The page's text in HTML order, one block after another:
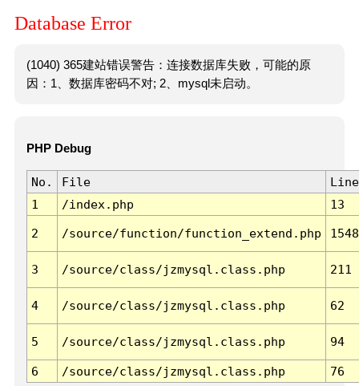
Database Error
(1040) 365建站错误警告：连接数据库失败，可能的原
因：1、数据库密码不对; 2、mysql未启动。
PHP Debug
No. File
Line
1
/index.php 13
2 /source/function/function_extend.php 1548
3 /source/class/jzmysql.class.php 211
4 /source/class/jzmysql.class.php 62
5 /source/class/jzmysql.class.php 94
6 /source/class/jzmysql.class.php 76